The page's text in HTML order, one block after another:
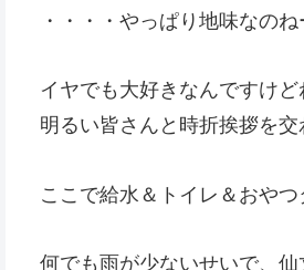
・・・・やっぱり地味なのね
イヤでも大好きなんですけ
明るい皆さんと時折挨拶を
ここで給水＆トイレ＆おやつ
何でも雨が少ないせいで、仙